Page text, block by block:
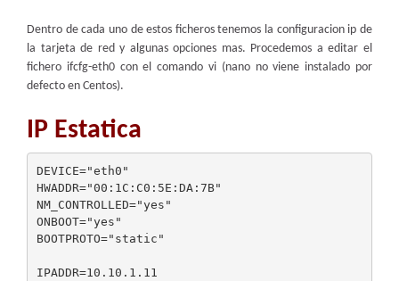
Dentro de cada uno de estos ficheros tenemos la configuracion ip de
la tarjeta de red y algunas opciones mas. Procedemos a editar el
fichero ifcfg-eth0 con el comando vi (nano no viene instalado por
defecto en Centos).
IP Estatica
DEVICE="eth0"
HWADDR="00:1C:C0:5E:DA:7B"
NM_CONTROLLED="yes"
ONBOOT="yes"
BOOTPROTO="static"
IPADDR=10.10.1.11